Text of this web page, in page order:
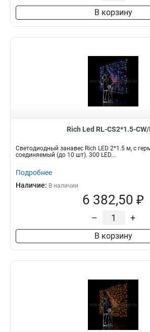
В корзину
Rich Led RL-CS2*1.5-CW/
Светодиодный занавес Rich LED 2*1.5 м, с
соединяемый (до 10 шт). 300 LED...
Подробнее
Наличие: В наличии
6 382,50 ₽
– +
В корзину